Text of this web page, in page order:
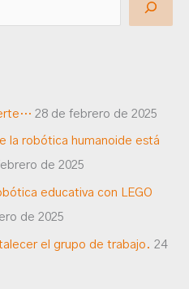
28 de febrero de 2025
la robótica humanoide está
de 2025
educativa con LEGO
de 2025
el grupo de trabajo. 24